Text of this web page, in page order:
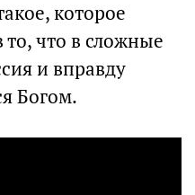
которое
то, что в сложные
и вправду
Богом.